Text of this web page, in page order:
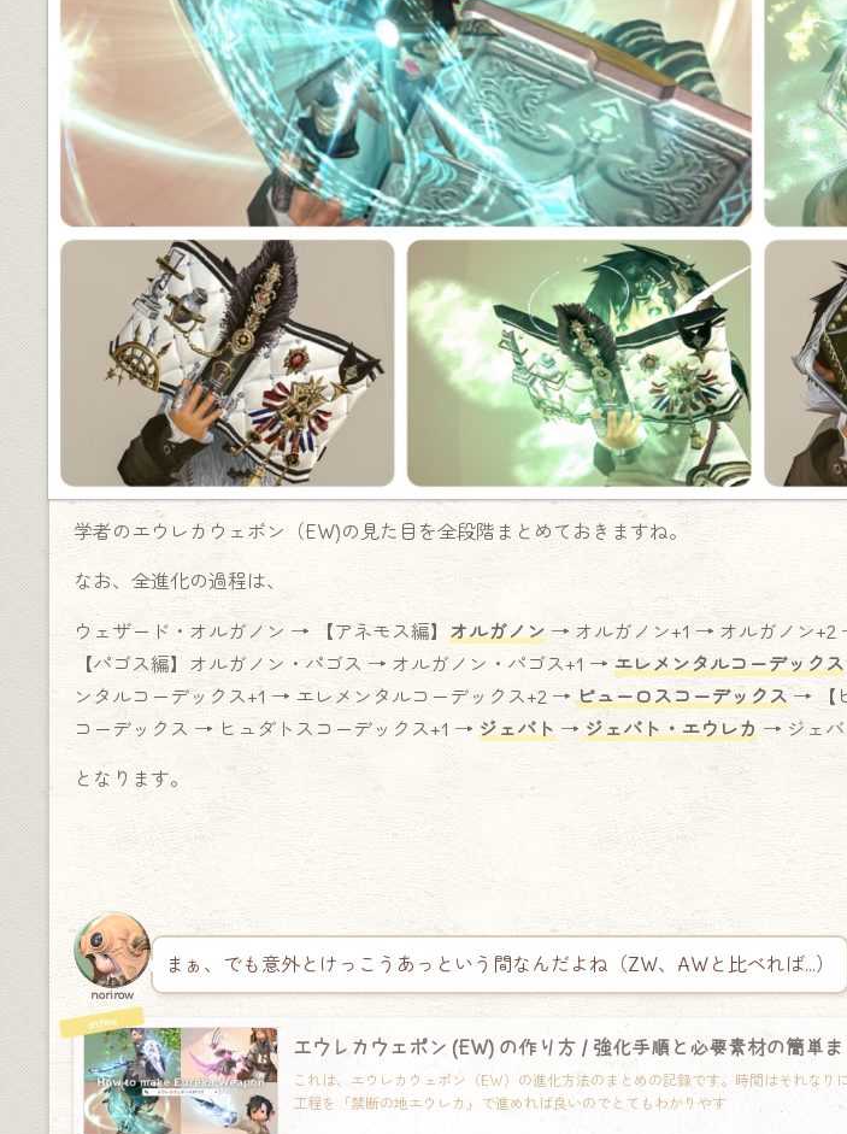
学者のエウレカウェポン（EW)の見た目を全段階まとめておきますね。
なお、全進化の過程は、
ウェザード・オルガノン → 【アネモス編】 オルガノン → オルガノン+1 → オルガノン
【パゴス編】オルガノン・パゴス → オルガノン・パゴス+1 → エレメンタルコーデックス
ンタルコーデックス+1 → エレメンタルコーデックス+2 → ピューロスコーデックス → 【
コーデックス → ヒュダトスコーデックス+1 → ジェバト → ジェバト・エウレカ → ジェバ
となります。
norirow
まぁ、でも意外とけっこうあっという間なんだよね（ZW、AWと比べれば…）
エウレカウェポン (EW) の作り方 / 強化手順と必要素材の簡単ま
これは、エウレカウェポン（EW）の進化方法のまとめの記録です。時間はそれなり
工程を「禁断の地エウレカ」で進めれば良いのでとてもわかりやす